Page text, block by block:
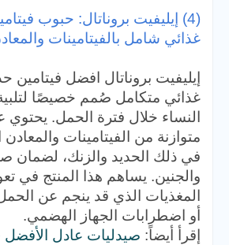
(4) إيليفيت بروناتال: حبوب
غذائي شامل بالفيتامينات
إيليفيت بروناتال افضل فيتامين
غذائي متكامل صُمم خصيصًا
النساء خلال فترة الحمل.
متوازنة من الفيتامينات والمعادن
في ذلك الحديد والزنك، لضمان
والجنين. يساهم هذا المنتج في
المغذيات الذي قد ينجم عن
أو اضطرابات الجهاز الهضمي.
إقرأ أيضاً: صيدليات عادل الأفضل